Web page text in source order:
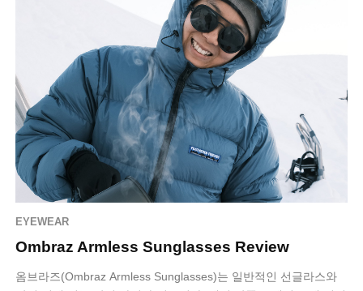
EYEWEAR
Ombraz Armless Sunglasses Review
옴브라즈(Ombraz Armless Sunglasses)는 일반적인 선글라스와